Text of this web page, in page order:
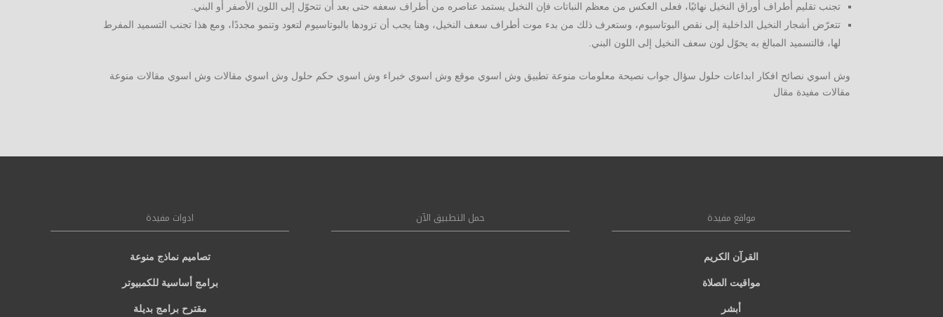
تجنب تقليم أطراف أوراق النخيل نهائيًا، فعلى العكس من معظم النباتات فإن النخيل يستمد عناصره من أطراف سعفه حتى بعد أن تتحوّل إلى اللون الأصفر أو البني.
تتعرّض أشجار النخيل الداخلية إلى نقص البوتاسيوم، وستعرف ذلك من بدء موت أطراف سعف النخيل، وهنا يجب أن تزودها بالبوتاسيوم لتعود وتنمو مجددًا، ومع هذا تجنب التسميد المفرط
لها، فالتسميد المبالغ به يحوّل لون سعف النخيل إلى اللون البني.
وش اسوي نصائح افكار ابداعات حلول سؤال جواب نصيحة معلومات منوعة تطبيق وش اسوي موقع وش اسوي خبراء وش اسوي حكم حلول وش اسوي مقالات وش اسوي مقالات منوعة
مقالات مفيدة مقال
مواقع مفيدة
القرآن الكريم
مواقيت الصلاة
أبشر
حمل التطبيق الآن ادوات مفيدة
تصاميم نماذج منوعة
برامج أساسية للكمبيوتر
مقترح برامج بديلة